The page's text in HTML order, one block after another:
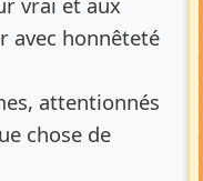
avec honnêteté
attentionnés
chose de